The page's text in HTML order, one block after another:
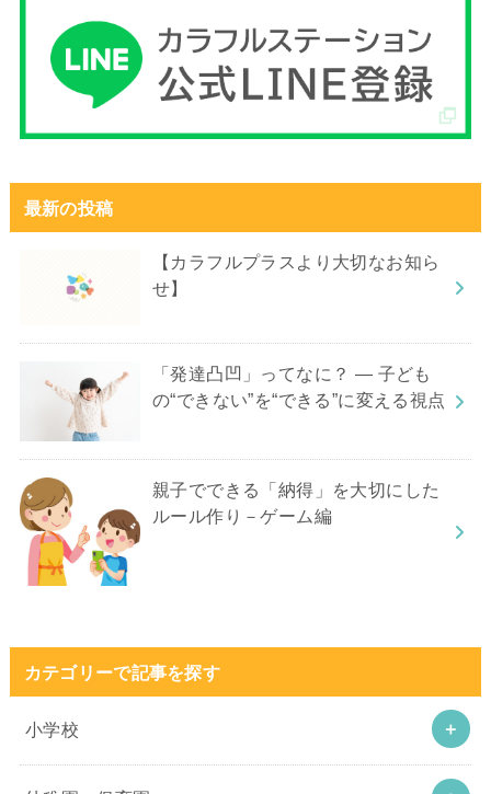
最新の投稿
【カラフルプラスより大切なお知ら
せ】
「発達凸凹」ってなに？ ― 子ども
の“できない”を“できる”に変える視点
親子でできる「納得」を大切にした
ルール作り－ゲーム編
カテゴリーで記事を探す
小学校